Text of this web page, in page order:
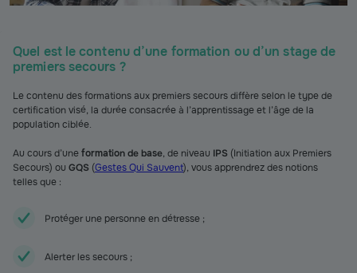
Quel est le contenu d’une formation ou d’un stage de
premiers secours ?
Le contenu des formations aux premiers secours diffère selon le type de
certification visé, la durée consacrée à l’apprentissage et l’âge de la
population ciblée.
Au cours d’uneformation de base, de niveau IPS (Initiation aux Premiers
Secours) ou GQS (Gestes Qui Sauvent), vous apprendrez des notions
telles que :
Protéger une personne en détresse ;
Alerter les secours ;